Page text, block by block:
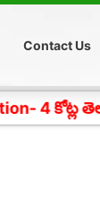
Contact Us
తెలంగాణ